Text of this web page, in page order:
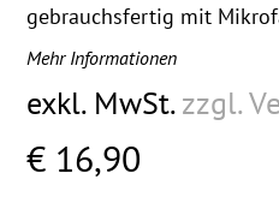
gebrauchsfertig mit
Mehr Informationen
exkl. MwSt.zzgl.
€ 16,90